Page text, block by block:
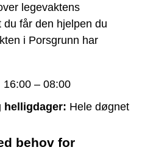
legevaktens
får den hjelpen du
i Porsgrunn har
16:00 – 08:00
helligdager: Hele døgnet
behov for